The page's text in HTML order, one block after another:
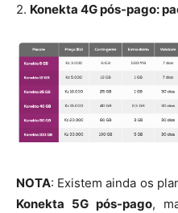
2. Konekta 4G pós-pago:
NOTA: Existem ainda os
Konekta 5G pós-pago,